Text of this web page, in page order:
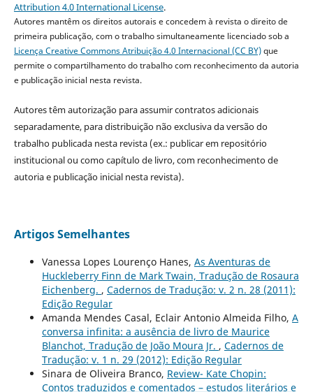
Attribution 4.0 International License.
Autores mantêm os direitos autorais e concedem à revista o direito de
primeira publicação, com o trabalho simultaneamente licenciado sob a
Licença Creative Commons Atribuição 4.0 Internacional (CC BY)que
permite o compartilhamento do trabalho com reconhecimento da autoria
e publicação inicial nesta revista.
Autores têm autorização para assumir contratos adicionais
separadamente, para distribuição não exclusiva da versão do
trabalho publicada nesta revista (ex.: publicar em repositório
institucional ou como capítulo de livro, com reconhecimento de
autoria e publicação inicial nesta revista).
Artigos Semelhantes
Vanessa Lopes Lourenço Hanes, As Aventuras de
Huckleberry Finn de Mark Twain, Tradução de Rosaura
Eichenberg. , Cadernos de Tradução: v. 2 n. 28 (2011):
Edição Regular
Amanda Mendes Casal, Eclair Antonio Almeida Filho, A
conversa infinita: a ausência de livro de Maurice
Blanchot, Tradução de João Moura Jr. , Cadernos de
Tradução: v. 1 n. 29 (2012): Edição Regular
Sinara de Oliveira Branco, Review- Kate Chopin:
Contos traduzidos e comentados – estudos literários e